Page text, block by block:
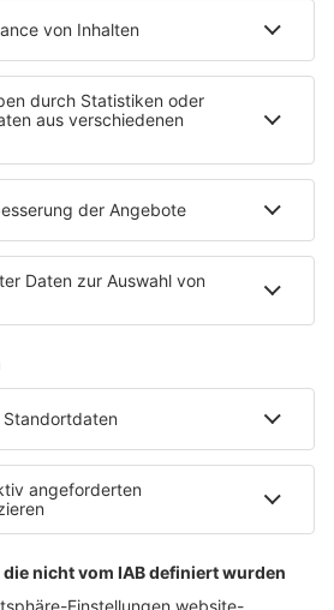
Gewinnspielen
Media
Updates für deinen